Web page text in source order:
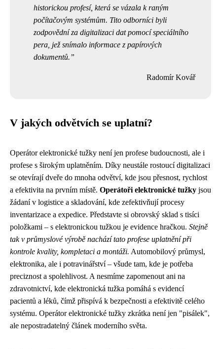
historickou profesí, která se vázala k raným
počítačovým systémům. Tito odborníci byli
zodpovědní za digitalizaci dat pomocí speciálního
pera, jež snímalo informace z papírových
dokumentů.
Radomír Kovář
V jakých odvětvích se uplatní?
Operátor elektronické tužky není jen profese budoucnosti, ale i
profese s širokým uplatněním. Díky neustále rostoucí digitalizaci
se otevírají dveře do mnoha odvětví, kde jsou přesnost, rychlost
a efektivita na prvním místě. Operátoři elektronické tužky jsou
žádaní v logistice a skladování, kde zefektivňují procesy
inventarizace a expedice. Představte si obrovský sklad s tisíci
položkami – s elektronickou tužkou je evidence hračkou. Stejně
tak v průmyslové výrobě nachází tato profese uplatnění při
kontrole kvality, kompletaci a montáži. Automobilový průmysl,
elektronika, ale i potravinářství – všude tam, kde je potřeba
preciznost a spolehlivost. A nesmíme zapomenout ani na
zdravotnictví, kde elektronická tužka pomáhá s evidencí
pacientů a léků, čímž přispívá k bezpečnosti a efektivitě celého
systému. Operátor elektronické tužky zkrátka není jen "pisálek",
ale nepostradatelný článek moderního světa.